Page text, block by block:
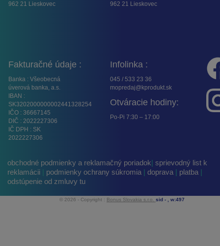
962 21 Lieskovec
962 21 Lieskovec
Fakturačné údaje :
Banka : Všeobecná
úverová banka, a.s.
IBAN :
SK3202000000002441328254
IČO : 36667145
DIČ : 2022227306
IČ DPH : SK
2022227306
Infolinka :
045 / 533 23 36
mopredaj@kprodukt.sk
Otváracie hodiny:
Po-Pi 7:30 – 17:00
obchodné podmienky a reklamačný poriadok| sprievodný list k
reklamácii
podmienky ochrany súkromia | doprava | platba |
odstúpenie od zmluvy tu
© 2026 - Copyright : Bonus Slovakia s.r.o. sid - , w:497